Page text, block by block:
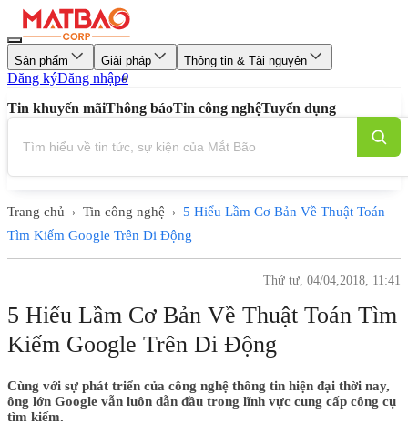
Sản phẩm Giải pháp Thông tin & Tài nguyên
Đăng kýĐăng nhập0
Tin khuyến mãiThông báoTin công nghệTuyển dụng
Trang chủ › Tin công nghệ › 5 Hiểu Lầm Cơ Bản Về Thuật Toán
Tìm Kiếm Google Trên Di Động
Thứ tư, 04/04,2018, 11:41
5 Hiểu Lầm Cơ Bản Về Thuật Toán Tìm
Kiếm Google Trên Di Động
Cùng với sự phát triển của công nghệ thông tin hiện đại thời nay,
ông lớn Google vẫn luôn dẫn đầu trong lĩnh vực cung cấp công cụ
tìm kiếm.